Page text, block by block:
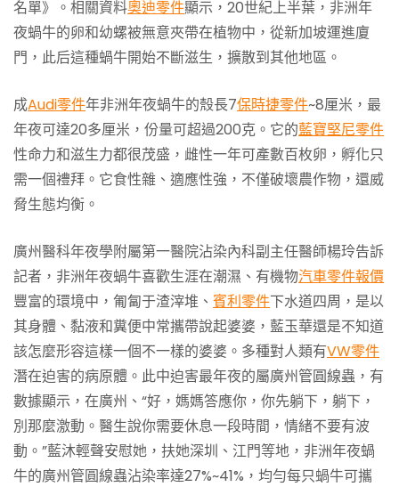
名單》。相關資料奧迪零件顯示，20世紀上半葉，非洲年
夜蝸牛的卵和幼螺被無意夾帶在植物中，從新加坡運進廈
門，此后這種蝸牛開始不斷滋生，擴散到其他地區。
成Audi零件年非洲年夜蝸牛的殼長7保時捷零件~8厘米，最
年夜可達20多厘米，份量可超過200克。它的藍寶堅尼零件
性命力和滋生力都很茂盛，雌性一年可產數百枚卵，孵化只
需一個禮拜。它食性雜、適應性強，不僅破壞農作物，還威
脅生態均衡。
廣州醫科年夜學附屬第一醫院沾染內科副主任醫師楊玲告訴
記者，非洲年夜蝸牛喜歡生涯在潮濕、有機物汽車零件報價
豐富的環境中，匍匐于渣滓堆、 賓利零件下水道四周，是以
其身體、黏液和糞便中常攜帶說起婆婆，藍玉華還是不知道
該怎麼形容這樣一個不一樣的婆婆。多種對人類有VW零件
潛在迫害的病原體。此中迫害最年夜的屬廣州管圓線蟲，有
數據顯示，在廣州、“好，媽媽答應你，你先躺下，躺下，
別那麼激動。醫生說你需要休息一段時間，情緒不要有波
動。”藍沐輕聲安慰她，扶她深圳、江門等地，非洲年夜蝸
牛的廣州管圓線蟲沾染率達27%~41%，均勻每只蝸牛可攜